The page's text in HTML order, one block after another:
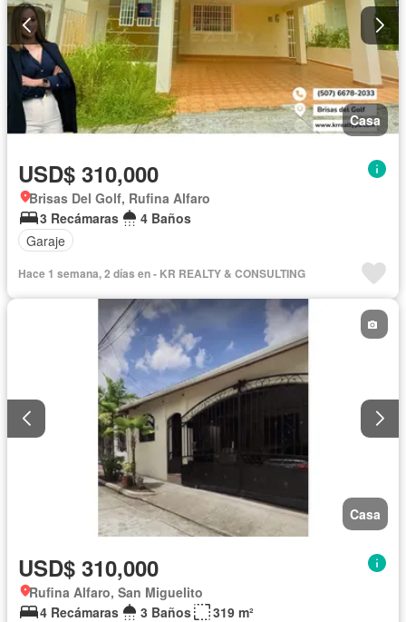
Casa
USD$ 310,000
Brisas Del Golf, Rufina Alfaro
3 Recámaras
4 Baños
Garaje
Hace 1 semana, 2 días en - KR REALTY & CONSULTING
Casa
USD$ 310,000
Rufina Alfaro, San Miguelito
4 Recámaras
3 Baños
319 m²